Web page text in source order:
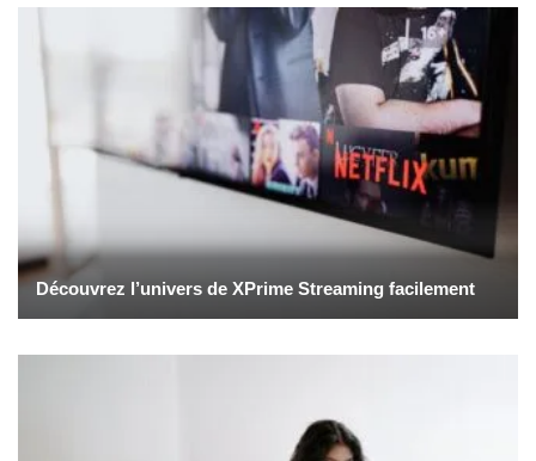
Découvrez l’univers de XPrime Streaming facilement